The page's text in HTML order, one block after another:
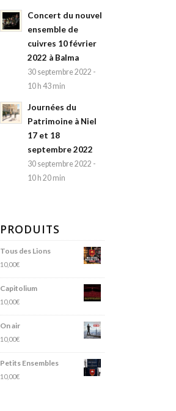
Concert du nouvel
ensemble de
cuivres 10 février
2022 à Balma
30 septembre 2022 -
10 h 43 min
Journées du
Patrimoine à Niel
17 et 18
septembre 2022
30 septembre 2022 -
10 h 20 min
PRODUITS
Tous des Lions
10,00€
Capitolium
10,00€
On air
10,00€
Petits Ensembles
10,00€